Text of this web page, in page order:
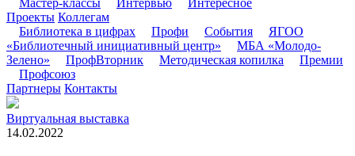
Мастер-классы
Интервью
Интересное
Проекты Коллегам
Библиотека в цифрах
Профи События
ЯГОО
«Библиотечный инициативный центр»
МБА «Молодо-
Зелено»
ПрофВторник Методическая копилка
Премии
Профсоюз
Партнеры Контакты
Виртуальная выставка
14.02.2022